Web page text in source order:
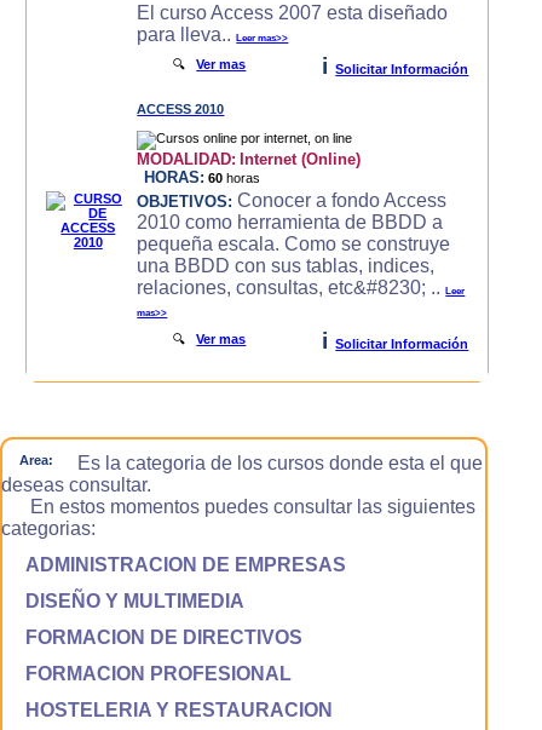
El curso Access 2007 esta diseñado
para lleva..Leer mas>>
🔍Ver mas i Solicitar Información
ACCESS 2010
MODALIDAD: Internet (Online)
HORAS: 60 horas
OBJETIVOS: Conocer a fondo Access
2010 como herramienta de BBDD a
pequeña escala. Como se construye
una BBDD con sus tablas, indices,
relaciones, consultas, etc&#8230; ..Leer
mas>>
🔍Ver mas i Solicitar Información
Area:
Es la categoria de los cursos donde esta el que
deseas consultar.
En estos momentos puedes consultar las siguientes
categorias:
ADMINISTRACION DE EMPRESAS
DISEÑO Y MULTIMEDIA
FORMACION DE DIRECTIVOS
FORMACION PROFESIONAL
HOSTELERIA Y RESTAURACION